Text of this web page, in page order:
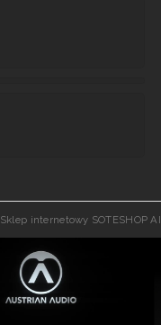
Sklep internetowy SOTESHOP AI